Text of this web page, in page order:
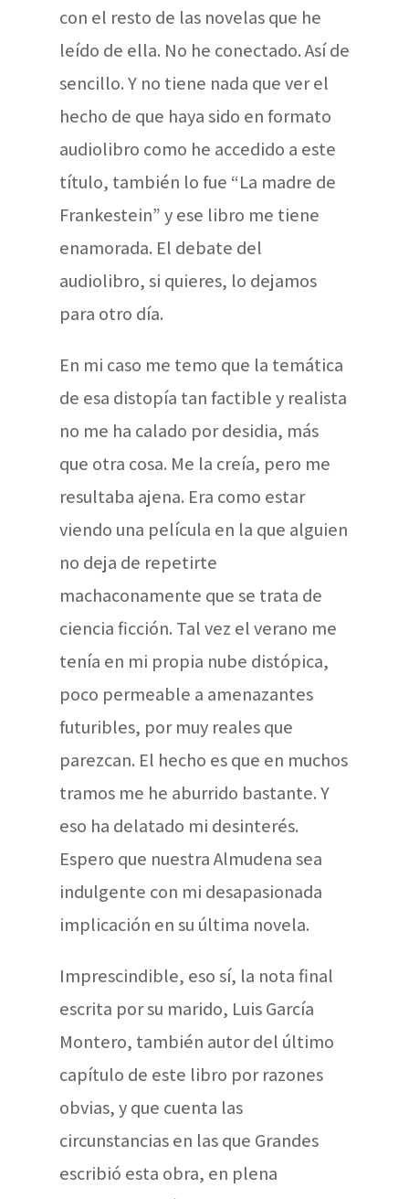
con el resto de las novelas que he
leído de ella. No he conectado. Así de
sencillo. Y no tiene nada que ver el
hecho de que haya sido en formato
audiolibro como he accedido a este
título, también lo fue “La madre de
Frankestein” y ese libro me tiene
enamorada. El debate del
audiolibro, si quieres, lo dejamos
para otro día.
En mi caso me temo que la temática
de esa distopía tan factible y realista
no me ha calado por desidia, más
que otra cosa. Me la creía, pero me
resultaba ajena. Era como estar
viendo una película en la que alguien
no deja de repetirte
machaconamente que se trata de
ciencia ficción. Tal vez el verano me
tenía en mi propia nube distópica,
poco permeable a amenazantes
futuribles, por muy reales que
parezcan. El hecho es que en muchos
tramos me he aburrido bastante. Y
eso ha delatado mi desinterés.
Espero que nuestra Almudena sea
indulgente con mi desapasionada
implicación en su última novela.
Imprescindible, eso sí, la nota final
escrita por su marido, Luis García
Montero, también autor del último
capítulo de este libro por razones
obvias, y que cuenta las
circunstancias en las que Grandes
escribió esta obra, en plena